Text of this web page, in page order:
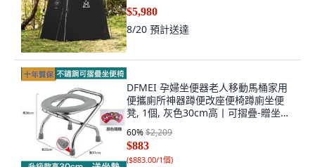
$5,980
8/20 預計送達
DFMEI 孕婦坐便器老人移動馬桶家用
便攜廁所神器蹲便改座便椅蹲廁坐便
凳, 1個, 灰色30cm高丨可摺疊-贈坐墊-
升級防滑腳墊【加厚不鏽鋼】:如圖
60%$2,209
$883
($883.00/1個)